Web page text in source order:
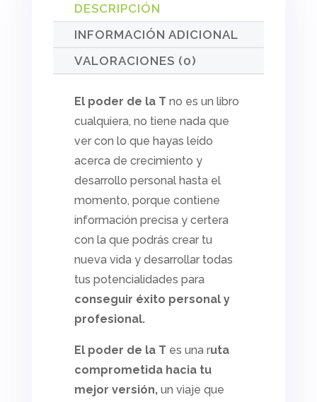
DESCRIPCIÓN
INFORMACIÓN ADICIONAL
VALORACIONES (0)
El poder de la T no es un libro
cualquiera, no tiene nada que
ver con lo que hayas leído
acerca de crecimiento y
desarrollo personal hasta el
momento, porque contiene
información precisa y certera
con la que podrás crear tu
nueva vida y desarrollar todas
tus potencialidades para
conseguir éxito personal y
profesional.
El poder de la T es una ruta
comprometida hacia tu
mejor versión,un viaje que